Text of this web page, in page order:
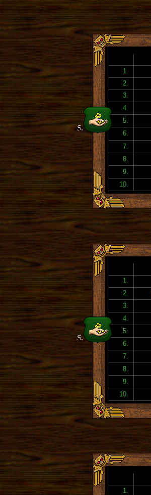
1.
2.
3.
4.
5.
6.
7.
8.
9.
10.
1.
2.
3.
4.
5.
6.
7.
8.
9.
10.
1.